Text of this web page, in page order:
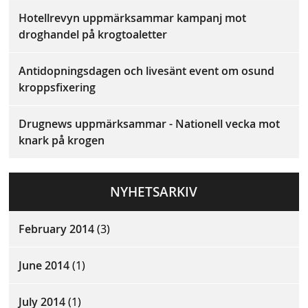
Hotellrevyn uppmärksammar kampanj mot
droghandel på krogtoaletter
Antidopningsdagen och livesänt event om osund
kroppsfixering
Drugnews uppmärksammar - Nationell vecka mot
knark på krogen
NYHETSARKIV
February 2014(3)
June 2014(1)
July 2014(1)